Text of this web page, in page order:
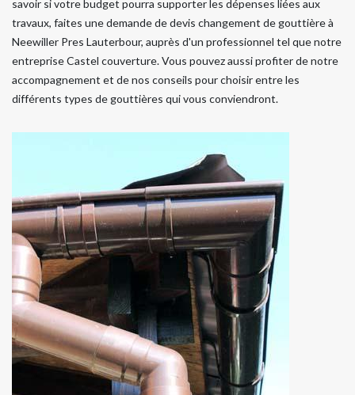
savoir si votre budget pourra supporter les dépenses liées aux
travaux, faites une demande de devis changement de gouttière à
Neewiller Pres Lauterbour, auprès d'un professionnel tel que notre
entreprise Castel couverture. Vous pouvez aussi profiter de notre
accompagnement et de nos conseils pour choisir entre les
différents types de gouttières qui vous conviendront.